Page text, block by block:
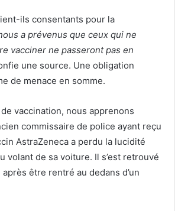
ils consentants pour la
a prévenus que ceux qui ne
vacciner ne passeront pas en
une source. Une obligation
de menace en somme.
vaccination, nous apprenons
commissaire de police ayant reçu
AstraZeneca a perdu la lucidité
volant de sa voiture. Il s’est retrouvé
être rentré au dedans d’un